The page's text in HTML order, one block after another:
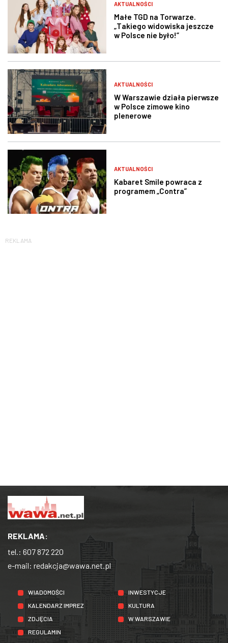
AKTUALNOŚCI
Małe TGD na Torwarze.
„Takiego widowiska jeszcze
w Polsce nie było!”
AKTUALNOŚCI
W Warszawie działa pierwsze
w Polsce zimowe kino
plenerowe
AKTUALNOŚCI
Kabaret Smile powraca z
programem „Contra”
REKLAMA
REKLAMA:
tel.: 607 872 220
e-mail: redakcja@wawa.net.pl
WIADOMOŚCI
INWESTYCJE
KALENDARZ IMPREZ
KULTURA
ZDJĘCIA
W WARSZAWIE
REGULAMIN